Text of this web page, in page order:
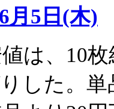
6月5日(木)
は、10
した。